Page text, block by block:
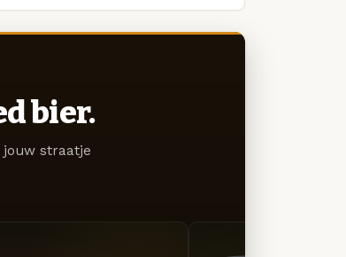
bier.
straatje